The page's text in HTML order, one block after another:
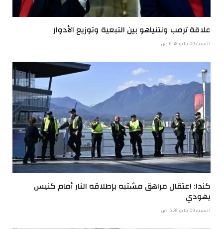
علاقة ترمب ونتنياهو بين التبعية وتوزيع الأدوار
السبت 09 مايو 6:58 ص
كندا: اعتقال مراهق مشتبه بإطلاقه النار أمام كنيس
يهودي
السبت 09 مايو 5:28 ص